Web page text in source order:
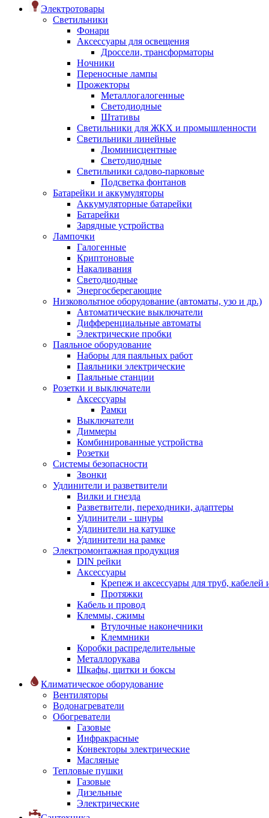
Электротовары
Светильники
Фонари
Аксессуары для освещения
Дроссели, трансформаторы
Ночники
Переносные лампы
Прожекторы
Металлогалогенные
Светодиодные
Штативы
Светильники для ЖКХ и промышленности
Светильники линейные
Люминисцентные
Светодиодные
Светильники садово-парковые
Подсветка фонтанов
Батарейки и аккумуляторы
Аккумуляторные батарейки
Батарейки
Зарядные устройства
Лампочки
Галогенные
Криптоновые
Накаливания
Светодиодные
Энергосберегающие
Низковольтное оборудование (автоматы, узо и др.)
Автоматические выключатели
Дифференциальные автоматы
Электрические пробки
Паяльное оборудование
Наборы для паяльных работ
Паяльники электрические
Паяльные станции
Розетки и выключатели
Аксессуары
Рамки
Выключатели
Диммеры
Комбинированные устройства
Розетки
Системы безопасности
Звонки
Удлинители и разветвители
Вилки и гнезда
Разветвители, переходники, адаптеры
Удлинители - шнуры
Удлинители на катушке
Удлинители на рамке
Электромонтажная продукция
DIN рейки
Аксессуары
Крепеж и аксессуары для труб, кабелей
Протяжки
Кабель и провод
Клеммы, сжимы
Втулочные наконечники
Клеммники
Коробки распределительные
Металлорукава
Шкафы, щитки и боксы
Климатическое оборудование
Вентиляторы
Водонагреватели
Обогреватели
Газовые
Инфракрасные
Конвекторы электрические
Масляные
Тепловые пушки
Газовые
Дизельные
Электрические